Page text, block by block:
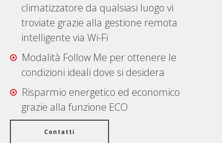
climatizzatore da qualsiasi luogo vi
troviate grazie alla gestione remota
intelligente via Wi-Fi
Modalità Follow Me per ottenere le
condizioni ideali dove si desidera
Risparmio energetico ed economico
grazie alla funzione ECO
Contatti